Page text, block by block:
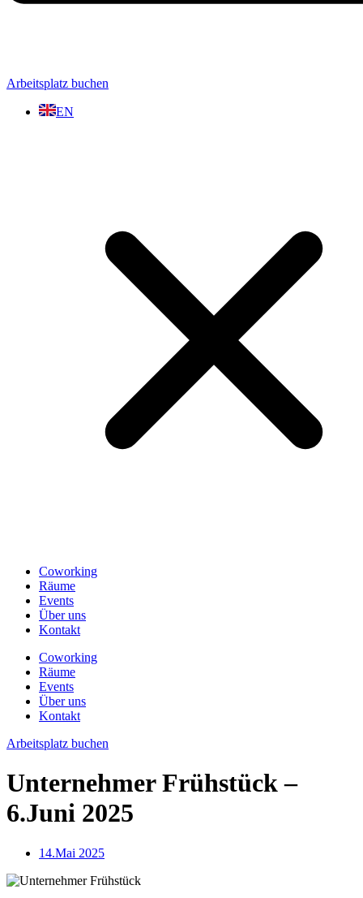
Arbeitsplatz buchen
EN
Coworking
Räume
Events
Über uns
Kontakt
Coworking
Räume
Events
Über uns
Kontakt
Arbeitsplatz buchen
Unternehmer Frühstück –
6.Juni 2025
14.Mai 2025